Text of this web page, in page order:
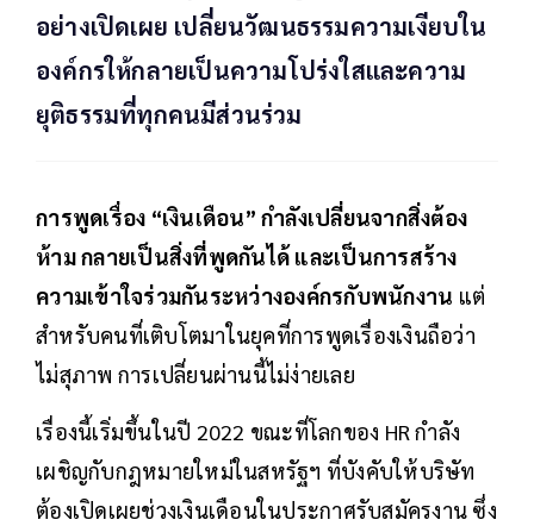
อย่างเปิดเผย เปลี่ยนวัฒนธรรมความเงียบใน
องค์กรให้กลายเป็นความโปร่งใสและความ
ยุติธรรมที่ทุกคนมีส่วนร่วม
การพูดเรื่อง “เงินเดือน” กำลังเปลี่ยนจากสิ่งต้อง
ห้าม กลายเป็นสิ่งที่พูดกันได้ และเป็นการสร้าง
ความเข้าใจร่วมกันระหว่างองค์กรกับพนักงาน แต่
สำหรับคนที่เติบโตมาในยุคที่การพูดเรื่องเงินถือว่า
ไม่สุภาพ การเปลี่ยนผ่านนี้ไม่ง่ายเลย
เรื่องนี้เริ่มขึ้นในปี 2022 ขณะที่โลกของ HR กำลัง
เผชิญกับกฎหมายใหม่ในสหรัฐฯ ที่บังคับให้บริษัท
ต้องเปิดเผยช่วงเงินเดือนในประกาศรับสมัครงาน ซึ่ง